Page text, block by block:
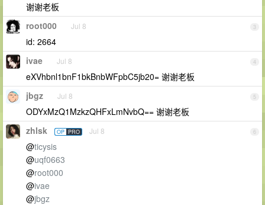
谢谢老板
3
root000 Jul 8
id: 2664
4
ivae Jul 8
eXVhbnl1bnF1bkBnbWFpbC5jb20= 谢谢老板
5
jbgz Jul 8
ODYxMzQ1MzkzQHFxLmNvbQ== 谢谢老板
6
zhlsk OP PRO Jul 8
@ticysis
@uqf0663
@root000
@ivae
@jbgz